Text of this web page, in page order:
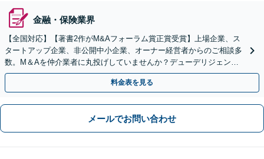
金融・保険業界
【全国対応】【著書2作がM&Aフォーラム賞正賞受賞】上場企業、ス
タートアップ企業、非公開中小企業、オーナー経営者からのご相談多
数。M＆Aを仲介業者に丸投げしていませんか？デューデリジェンス
や契約書作成・交渉はお任せください【初回無料】
料金表を見る
メールでお問い合わせ